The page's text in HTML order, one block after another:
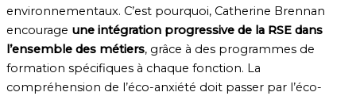
environnementaux. C’est pourquoi, Catherine Brennan
encourage une intégration progressive de la RSE dans
l’ensemble des métiers, grâce à des programmes de
formation spécifiques à chaque fonction. La
compréhension de l’éco-anxiété doit passer par l’éco-